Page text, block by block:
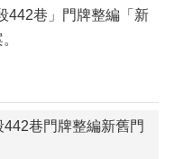
442巷」門牌整編「新
巷門牌整編新舊門